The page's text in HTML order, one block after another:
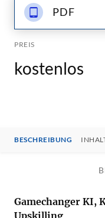
PDF
PREIS
kostenlos
BESCHREIBUNG
Gamechanger KI,
Upskilling